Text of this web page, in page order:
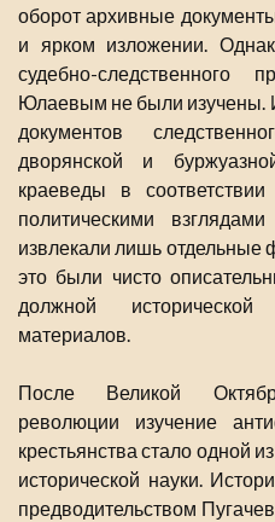
оборот архивные
и ярком изложении.
судебно-следственного
Юлаевым не были изучены.
документов
дворянской и
краеведы в
политическими
извлекали лишь отдельные
это были чисто
должной
материалов.
После Великой
революции изучение
крестьянства стало одной
исторической науки.
предводительством